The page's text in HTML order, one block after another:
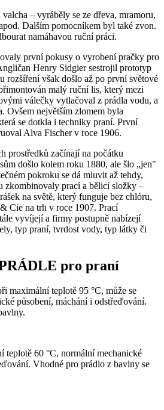
– vyráběly se ze dřeva, mramoru,
Dalším pomocníkem byl také zvon.
namáhavou ruční práci.
první pokusy o vyrobení pračky pro
Henry Sidgier sestrojil prototyp
rozšíření však došlo až po první světové
malý ruční lis, který mezi
válečky vytlačoval z prádla vodu, a
Ovšem největším zlomem byla
se dotkla i techniky praní. První
Alva Fischer v roce 1906.
prostředků začínají na počátku
došlo kolem roku 1880, ale šlo „jen"
pokroku se dá mluvit až tehdy,
zkombinovaly prací a bělicí složky –
na světě, který funguje bez chlóru,
Cie na trh v roce 1907. Prací
vyvíjejí a firmy postupně nabízejí
typ praní, tvrdost vody, typ látky či
pro praní
maximální teplotě 95 °C, může se
působení, máchání i odstřeďování.
teplotě 60 °C, normální mechanické
Vhodné pro prádlo z bavlny se